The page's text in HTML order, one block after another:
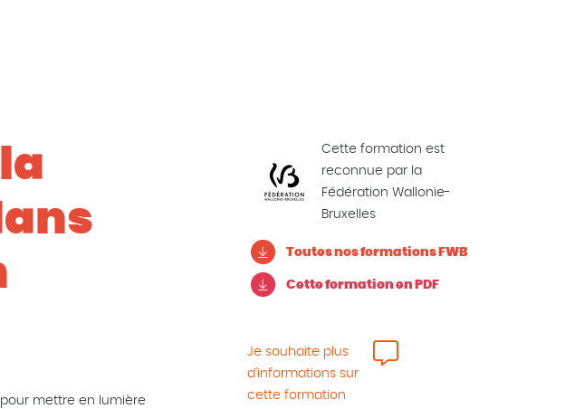
mettre en lumière
Cette formation est
reconnue par la
Fédération Wallonie-
Bruxelles
Toutes nos formations FWB
Cette formation en PDF
Je souhaite plus
d'informations sur
cette formation